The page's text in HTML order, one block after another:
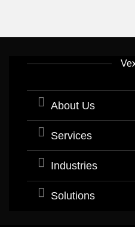
About Us
Services
Industries
Solutions